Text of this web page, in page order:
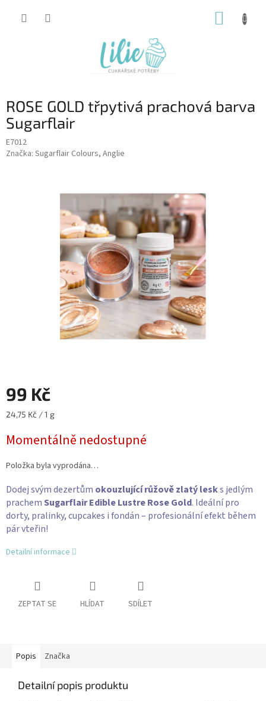
ROSE GOLD třpytivá prachová barva
Sugarflair
E7012
Značka: Sugarflair Colours, Anglie
99 Kč
Měrná
24,75 Kč / 1 g
Momentálně nedostupné
Položka byla vyprodána…
Dodej svým dezertům okouzlující růžově zlatý lesks jedlým
prachemSugarflair Edible Lustre Rose Gold. Ideální pro
dorty, pralinky, cupcakes i fondán – profesionální efekt během
pár vteřin!
Detailní informace
ZEPTAT SE HLÍDAT SDÍLET
Popis Značka
Detailní popis produktu